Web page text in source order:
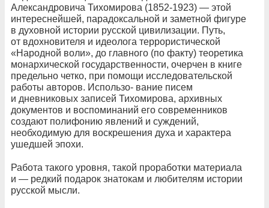
Александровича Тихомирова (1852-1923) — этой
интереснейшей, парадоксальной и заметной фигуре
в духовной истории русской цивилизации. Путь,
от вдохновителя и идеолога террористической
«Народной воли», до главного (по факту) теоретика
монархической государственности, очерчен в книге
предельно четко, при помощи исследовательской
работы авторов. Использо- вание писем
и дневниковых записей Тихомирова, архивных
документов и воспоминаний его современников
создают полифонию явлений и суждений,
необходимую для воскрешения духа и характера
ушедшей эпохи.
Работа такого уровня, такой проработки материала
и — редкий подарок знатокам и любителям истории
русской мысли.